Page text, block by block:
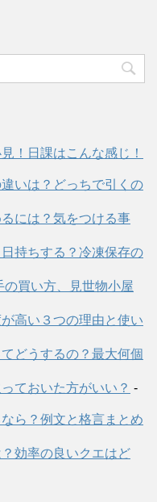
！日課はこんな感じ！
いは？どっちで引くの
には？気をつける事
持ちする？冷凍保存の
買い方、見世物小屋
高い３つの理由と使い
どうするの？最大何個
ておいた方がいい？ -
ら？例文と格言まとめ
効率の良いクエはど